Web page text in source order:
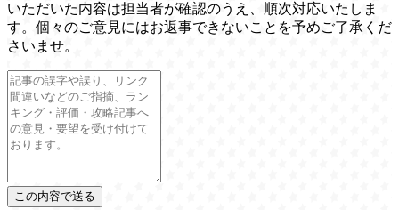
いただいた内容は担当者が確認のうえ、順次対応いたしま
す。個々のご意見にはお返事できないことを予めご了承くだ
さいませ。